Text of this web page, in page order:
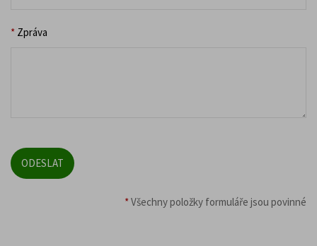
* Zpráva
*Všechny položky formuláře jsou povinné